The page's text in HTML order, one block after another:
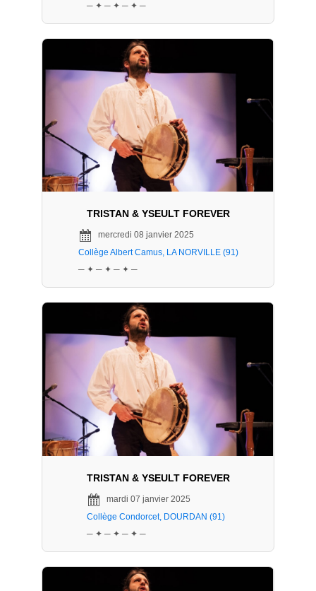
─ ✦ ─ ✦ ─ ✦ ─
TRISTAN & YSEULT FOREVER
mercredi 08 janvier 2025
Collège Albert Camus, LA NORVILLE (91)
─ ✦ ─ ✦ ─ ✦ ─
TRISTAN & YSEULT FOREVER
mardi 07 janvier 2025
Collège Condorcet, DOURDAN (91)
─ ✦ ─ ✦ ─ ✦ ─